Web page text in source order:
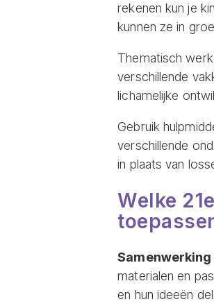
rekenen kun je
kunnen ze in
Thematisch
verschillende
lichamelijke
Gebruik
verschillende
in plaats van
Welke
materialen en
en hun ideeën